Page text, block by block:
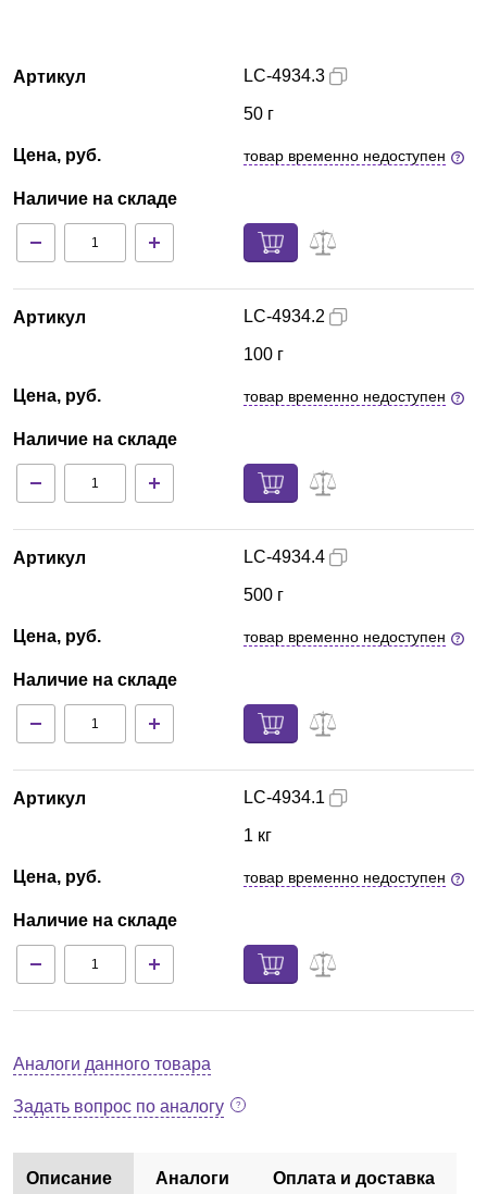
Технический сервис
Контакты
Артикул
Цена, руб.
Наличие на складе
LC-4934.3
50 г
товар временно недоступен
Артикул
Цена, руб.
Наличие на складе
LC-4934.2
100 г
товар временно недоступен
Артикул
Цена, руб.
Наличие на складе
LC-4934.4
500 г
товар временно недоступен
Артикул
Цена, руб.
Наличие на складе
LC-4934.1
1 кг
товар временно недоступен
Аналоги данного товара
Задать вопрос по аналогу
Описание Аналоги Оплата и доставка